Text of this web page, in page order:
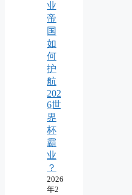
业
帝
国
如
何
护
航
202
6世
界
杯
霸
业
？
2026
年2